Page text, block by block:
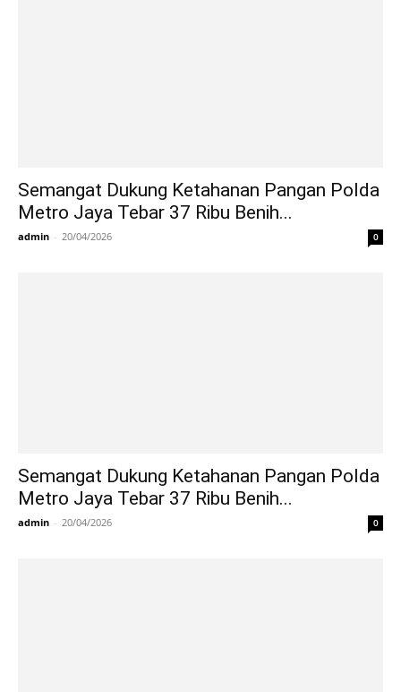
Semangat Dukung Ketahanan Pangan Polda
Metro Jaya Tebar 37 Ribu Benih...
admin - 20/04/2026 0
Semangat Dukung Ketahanan Pangan Polda
Metro Jaya Tebar 37 Ribu Benih...
admin - 20/04/2026 0